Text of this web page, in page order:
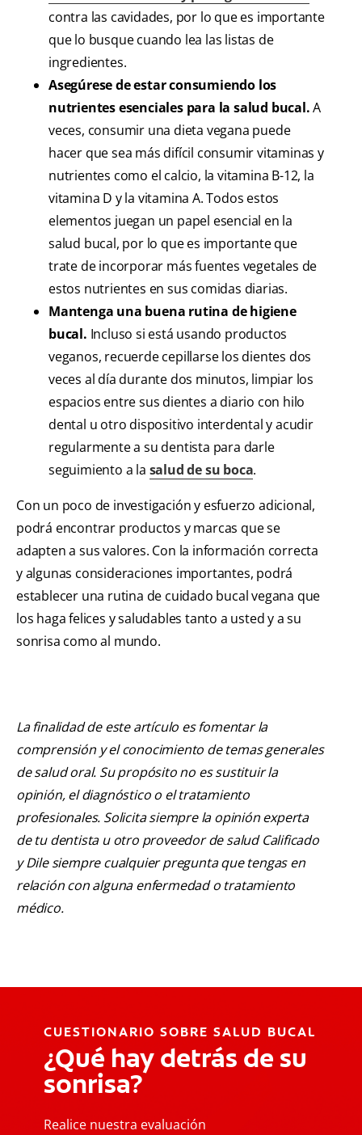
contra las cavidades, por lo que es importante
que lo busque cuando lea las listas de
ingredientes.
Asegúrese de estar consumiendo los
nutrientes esenciales para la salud bucal.A
veces, consumir una dieta vegana puede
hacer que sea más difícil consumir vitaminas y
nutrientes como el calcio, la vitamina B-12, la
vitamina D y la vitamina A. Todos estos
elementos juegan un papel esencial en la
salud bucal, por lo que es importante que
trate de incorporar más fuentes vegetales de
estos nutrientes en sus comidas diarias.
Mantenga una buena rutina de higiene
bucal. Incluso si está usando productos
veganos, recuerde cepillarse los dientes dos
veces al día durante dos minutos, limpiar los
espacios entre sus dientes a diario con hilo
dental u otro dispositivo interdental y acudir
regularmente a su dentista para darle
seguimiento a la salud de su boca.
Con un poco de investigación y esfuerzo adicional,
podrá encontrar productos y marcas que se
adapten a sus valores. Con la información correcta
y algunas consideraciones importantes, podrá
establecer una rutina de cuidado bucal vegana que
los haga felices y saludables tanto a usted y a su
sonrisa como al mundo.
La finalidad de este artículo es fomentar la
comprensión y el conocimiento de temas generales
de salud oral. Su propósito no es sustituir la
opinión, el diagnóstico o el tratamiento
profesionales. Solicita siempre la opinión experta
de tu dentista u otro proveedor de salud Calificado
y Dile siempre cualquier pregunta que tengas en
relación con alguna enfermedad o tratamiento
médico.
CUESTIONARIO SOBRE SALUD BUCAL
¿Qué hay detrás de su
sonrisa?
Realice nuestra evaluación